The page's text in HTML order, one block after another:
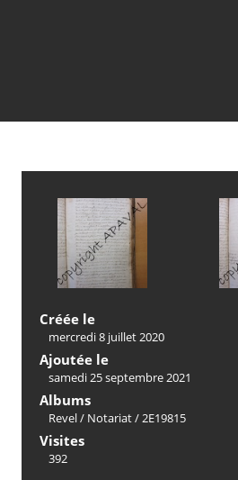
Créée le
mercredi 8 juillet 2020
Ajoutée le
samedi 25 septembre 2021
Albums
Revel/ Notariat/2E19815
Visites
392